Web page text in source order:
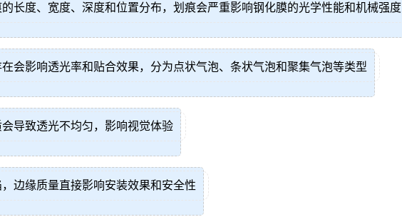
长度、宽度、深度和位置分布，划痕会严重影响钢化膜的光学性能和机械强度
会影响透光率和贴合效果，分为点状气泡、条状气泡和聚集气泡等类型
导致透光不均匀，影响视觉体验
边缘质量直接影响安装效果和安全性